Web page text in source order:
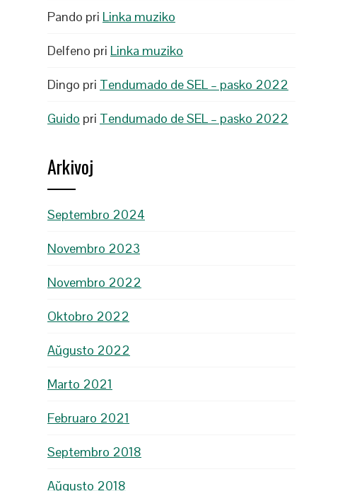
Pando pri Linka muziko
Delfeno pri Linka muziko
Dingo pri Tendumado de SEL – pasko 2022
Guido pri Tendumado de SEL – pasko 2022
Arkivoj
Septembro 2024
Novembro 2023
Novembro 2022
Oktobro 2022
Aŭgusto 2022
Marto 2021
Februaro 2021
Septembro 2018
Aŭgusto 2018